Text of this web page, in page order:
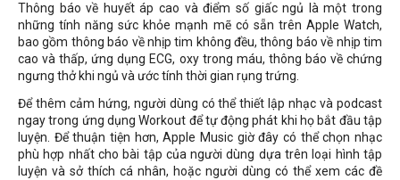
Thông báo về huyết áp cao và điểm số giấc ngủ là một trong
những tính năng sức khỏe mạnh mẽ có sẵn trên Apple Watch,
bao gồm thông báo về nhịp tim không đều, thông báo về nhịp tim
cao và thấp, ứng dụng ECG, oxy trong máu, thông báo về chứng
ngưng thở khi ngủ và ước tính thời gian rụng trứng.
Để thêm cảm hứng, người dùng có thể thiết lập nhạc và podcast
ngay trong ứng dụng Workout để tự động phát khi họ bắt đầu tập
luyện. Để thuận tiện hơn, Apple Music giờ đây có thể chọn nhạc
phù hợp nhất cho bài tập của người dùng dựa trên loại hình tập
luyện và sở thích cá nhân, hoặc người dùng có thể xem các đề